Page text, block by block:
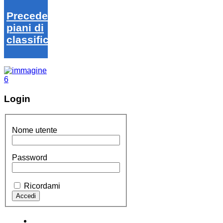
Precedenti
piani di
classifica
Login
Nome utente
Password
Ricordami